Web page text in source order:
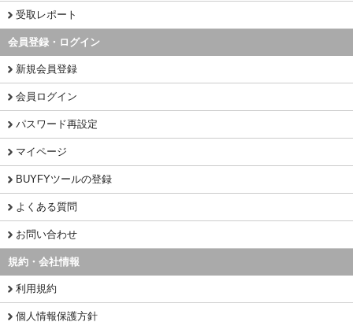
受取レポート
会員登録・ログイン
新規会員登録
会員ログイン
パスワード再設定
マイページ
BUYFYツールの登録
よくある質問
お問い合わせ
規約・会社情報
利用規約
個人情報保護方針